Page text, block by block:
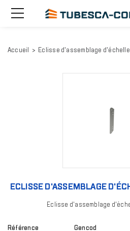
Aller
Toggle
navigation
Accueil Eclisse d'assemblage
ECLISSE D'ASSEMBLAGE
Eclisse d'assemblage
Référence Gencod